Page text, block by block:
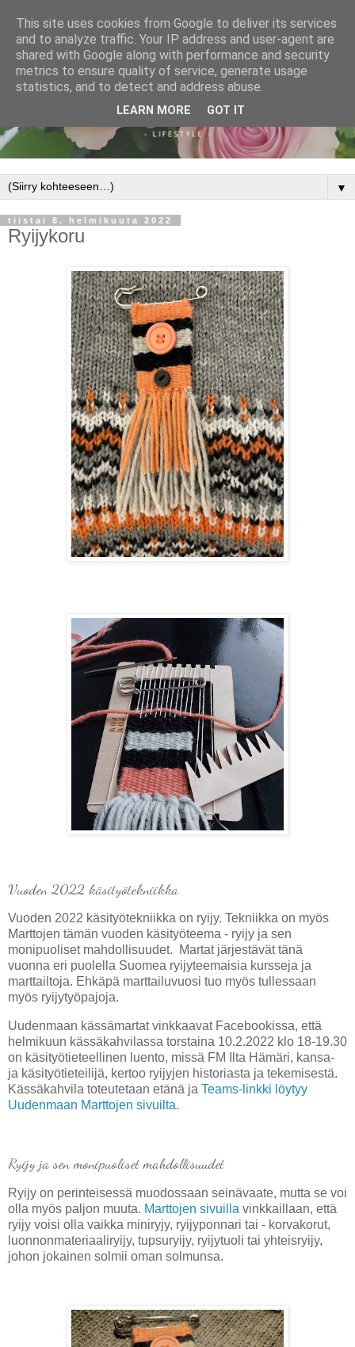
▼
tiistai 8. helmikuuta 2022
Ryijykoru
Vuoden 2022 käsityötekniikka
Vuoden 2022 käsityötekniikka on ryijy. Tekniikka on myös
Marttojen tämän vuoden käsityöteema - ryijy ja sen
monipuoliset mahdollisuudet. Martat järjestävät tänä
vuonna eri puolella Suomea ryijyteemaisia kursseja ja
marttailtoja. Ehkäpä marttailuvuosi tuo myös tullessaan
myös ryijytyöpajoja.
Uudenmaan kässämartat vinkkaavat Facebookissa, että
helmikuun kässäkahvilassa torstaina 10.2.2022 klo 18-19.30
on käsityötieteellinen luento, missä FM Ilta Hämäri, kansa-
ja käsityötieteilijä, kertoo ryijyjen historiasta ja tekemisestä.
Kässäkahvila toteutetaan etänä ja Teams-linkki löytyy
Uudenmaan Marttojen sivuilta.
Ryijy ja sen monipuoliset mahdollisuudet
Ryijy on perinteisessä muodossaan seinävaate, mutta se voi
olla myös paljon muuta. Marttojen sivuilla vinkkaillaan, että
ryijy voisi olla vaikka miniryjy, ryijyponnari tai - korvakorut,
luonnonmateriaaliryijy, tupsuryijy, ryijytuoli tai yhteisryijy,
johon jokainen solmii oman solmunsa.
This site uses cookies from Google to deliver its services
and to analyze traffic. Your IP address and user-agent are
shared with Google along with performance and security
metrics to ensure quality of service, generate usage
statistics, and to detect and address abuse.
LEARN MORE GOT IT